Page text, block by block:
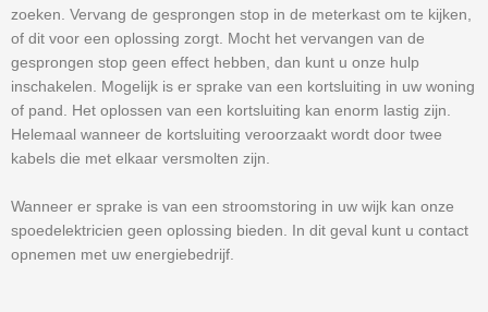
zoeken. Vervang de gesprongen stop in de meterkast om te kijken,
of dit voor een oplossing zorgt. Mocht het vervangen van de
gesprongen stop geen effect hebben, dan kunt u onze hulp
inschakelen. Mogelijk is er sprake van een kortsluiting in uw woning
of pand. Het oplossen van een kortsluiting kan enorm lastig zijn.
Helemaal wanneer de kortsluiting veroorzaakt wordt door twee
kabels die met elkaar versmolten zijn.
Wanneer er sprake is van een stroomstoring in uw wijk kan onze
spoedelektricien geen oplossing bieden. In dit geval kunt u contact
opnemen met uw energiebedrijf.